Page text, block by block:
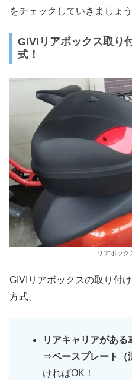
をチェックしていきましょう
GIVIリアボックス取り
式！
リアボック
GIVIリアボックスの取り付
方式。
リアキャリアがある
⇒ベースプレート（
ければOK！